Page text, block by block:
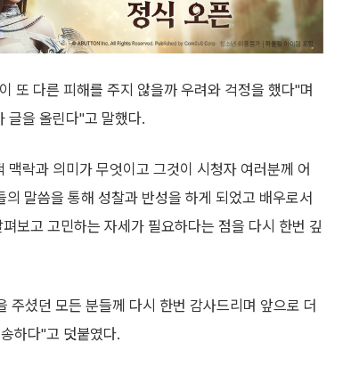
또 다른 피해를 주지 않을까 우려와 걱정을 했다"며
글을 올린다"고 말했다.
락과 의미가 무엇이고 그것이 시청자 여러분께 어
말씀을 통해 성찰과 반성을 하게 되었고 배우로서
보고 고민하는 자세가 필요하다는 점을 다시 한번 깊
셨던 모든 분들께 다시 한번 감사드리며 앞으로 더
하다"고 덧붙였다.